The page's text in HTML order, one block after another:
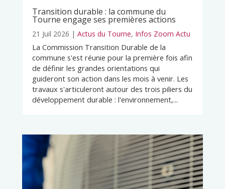
Transition durable : la commune du
Tourne engage ses premières actions
21 Juil 2026 | Actus du Tourne, Infos Zoom Actu
La Commission Transition Durable de la
commune s'est réunie pour la première fois afin
de définir les grandes orientations qui
guideront son action dans les mois à venir. Les
travaux s'articuleront autour des trois piliers du
développement durable : l'environnement,...